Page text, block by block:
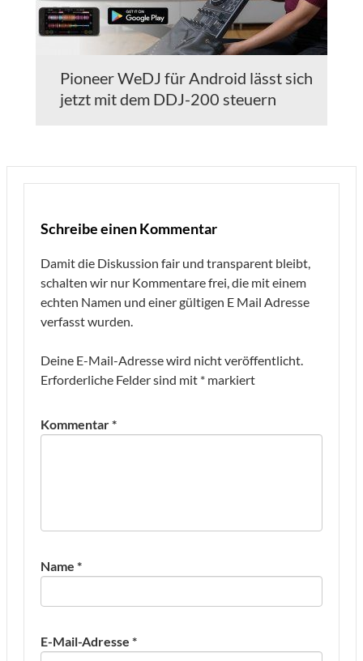
Pioneer WeDJ für Android lässt sich
jetzt mit dem DDJ-200 steuern
Schreibe einen Kommentar
Damit die Diskussion fair und transparent bleibt,
schalten wir nur Kommentare frei, die mit einem
echten Namen und einer gültigen E Mail Adresse
verfasst wurden.
Deine E-Mail-Adresse wird nicht veröffentlicht.
Erforderliche Felder sind mit * markiert
Kommentar*
Name *
E-Mail-Adresse *